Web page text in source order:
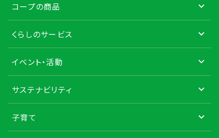
コープの商品
くらしのサービス
イベント・活動
サステナビリティ
子育て